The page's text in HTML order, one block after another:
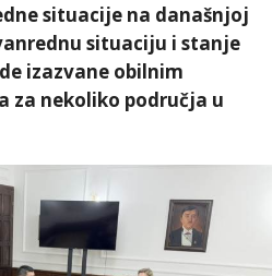
situacije na današnjoj
situaciju i stanje
izazvane obilnim
za nekoliko područja u